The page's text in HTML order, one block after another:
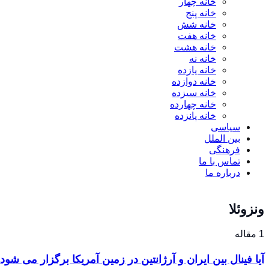
خانه پنج
خانه شش
خانه هفت
خانه هشت
خانه نه
خانه یازده
خانه دوازده
خانه سیزده
خانه چهارده
خانه پانزده
سیاسی
بین الملل
فرهنگی
تماس با ما
درباره ما
ونزوئلا
1 مقاله
آیا فینال بین ایران و آرژانتین در زمین آمریکا برگزار می